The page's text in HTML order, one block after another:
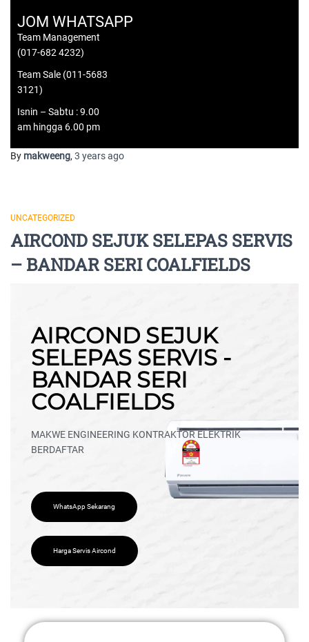
JOM WHATSAPP
Team Management
(017-682 4232)
Team Sale (011-5683
3121)
Isnin – Sabtu : 9.00
am hingga 6.00 pm
By makweeng, 3 yearsago
UNCATEGORIZED
AIRCOND SEJUK SELEPAS SERVIS
– BANDAR SERI COALFIELDS
AIRCOND SEJUK
SELEPAS SERVIS -
BANDAR SERI
COALFIELDS
MAKWE ENGINEERING KONTRAKTOR ELEKTRIK
BERDAFTAR
WhatsApp Sekarang
Harga Servis Aircond